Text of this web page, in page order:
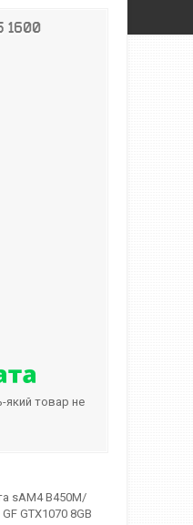
1600
який товар не
sAM4 B450M/
GTX1070 8GB